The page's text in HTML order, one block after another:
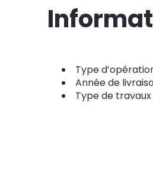
Type
Année de
Type de travaux